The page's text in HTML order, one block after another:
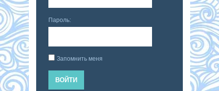
Пароль:
Запомнить меня
ВОЙТИ